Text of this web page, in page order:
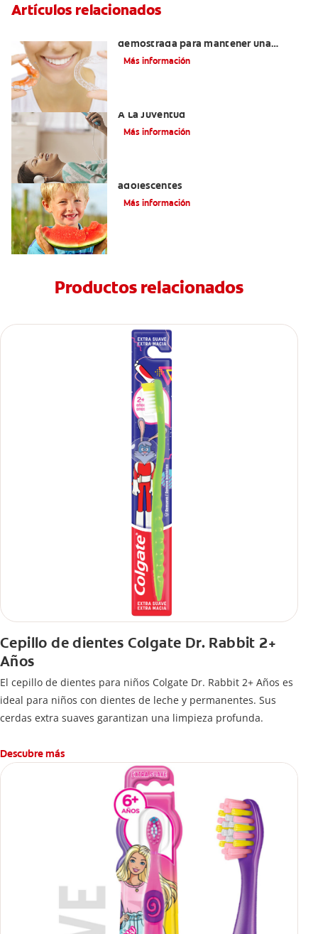
Artículos relacionados
demostrada para mantener una
sonrisa derecha
Más información
A La Juventud
Más información
adolescentes
Más información
Productos relacionados
Cepillo de dientes Colgate Dr. Rabbit 2+
Años
El cepillo de dientes para niños Colgate Dr. Rabbit 2+ Años es
ideal para niños con dientes de leche y permanentes. Sus
cerdas extra suaves garantizan una limpieza profunda.
Descubre más